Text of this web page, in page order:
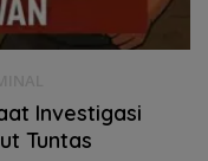
Investigasi
Tuntas